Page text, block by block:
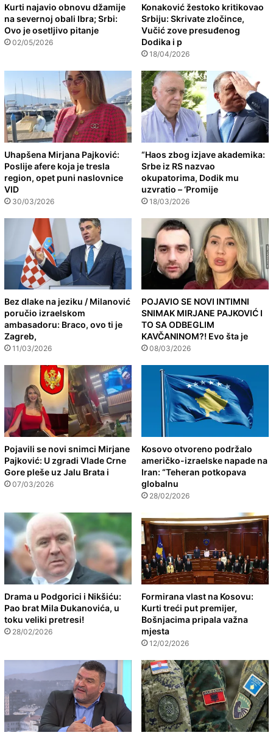
Kurti najavio obnovu džamije
na severnoj obali Ibra; Srbi:
Ovo je osetljivo pitanje
02/05/2026
Konaković žestoko kritikovao
Srbiju: Skrivate zločince,
Vučić zove presuđenog
Dodika i p
18/04/2026
Uhapšena Mirjana Pajković:
Poslije afere koja je tresla
region, opet puni naslovnice
VID
30/03/2026
“Haos zbog izjave akademika:
Srbe iz RS nazvao
okupatorima, Dodik mu
uzvratio – ‘Promije
18/03/2026
Bez dlake na jeziku / Milanović
poručio izraelskom
ambasadoru: Braco, ovo ti je
Zagreb,
11/03/2026
POJAVIO SE NOVI INTIMNI
SNIMAK MIRJANE PAJKOVIĆ I
TO SA ODBEGLIM
KAVČANINOM?! Evo šta je
08/03/2026
Pojavili se novi snimci Mirjane
Pajković: U zgradi Vlade Crne
Gore pleše uz Jalu Brata i
07/03/2026
Kosovo otvoreno podržalo
američko-izraelske napade na
Iran: “Teheran potkopava
globalnu
28/02/2026
Drama u Podgorici i Nikšiću:
Pao brat Mila Đukanovića, u
toku veliki pretresi!
28/02/2026
Formirana vlast na Kosovu:
Kurti treći put premijer,
Bošnjacima pripala važna
mjesta
12/02/2026